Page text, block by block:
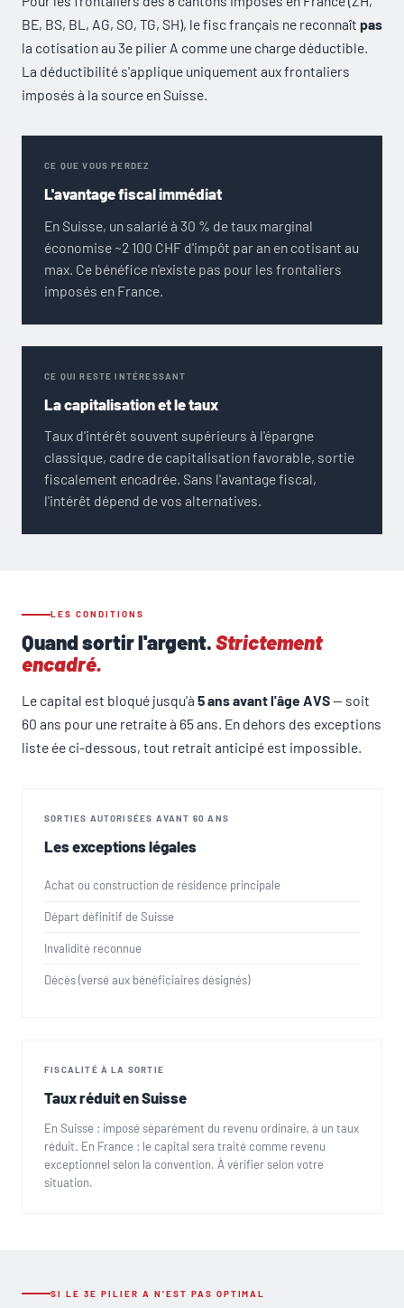
BE, BS, BL, AG, SO, TG, SH), le fisc français ne reconnaît pas
la cotisation au 3e pilier A comme une charge déductible.
La déductibilité s'applique uniquement aux frontaliers
imposés à la source en Suisse.
CE QUE VOUS PERDEZ
L'avantage fiscal immédiat
En Suisse, un salarié à 30 % de taux marginal
économise ~2 100 CHF d'impôt par an en cotisant au
max. Ce bénéfice n'existe pas pour les frontaliers
imposés en France.
CE QUI RESTE INTÉRESSANT
La capitalisation et le taux
Taux d'intérêt souvent supérieurs à l'épargne
classique, cadre de capitalisation favorable, sortie
fiscalement encadrée. Sans l'avantage fiscal,
l'intérêt dépend de vos alternatives.
LES CONDITIONS
Quand sortir l'argent.Strictement
encadré.
Le capital est bloqué jusqu'à 5 ans avant l'âge AVS— soit
60 ans pour une retraite à 65 ans. En dehors des exceptions
liste ée ci-dessous, tout retrait anticipé est impossible.
SORTIES AUTORISÉES AVANT 60 ANS
Les exceptions légales
Achat ou construction de résidence principale
Départ définitif de Suisse
Invalidité reconnue
Décès (versé aux bénéficiaires désignés)
FISCALITÉ À LA SORTIE
Taux réduit en Suisse
En Suisse : imposé séparément du revenu ordinaire, à un taux
réduit. En France : le capital sera traité comme revenu
exceptionnel selon la convention. À vérifier selon votre
situation.
SI LE 3E PILIER A N'EST PAS OPTIMAL